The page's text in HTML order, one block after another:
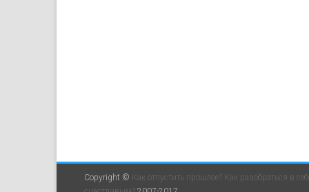
Copyright © Как отпустить прошлое? Как разобраться в